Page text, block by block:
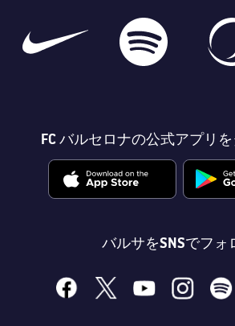
FC バルセロナの公式アプリ
バルサをSNSでフォ
facebook
x youtubeinstagram